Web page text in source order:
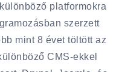
platformokra
szerzett
mint 8 évet töltött az
CMS-ekkel